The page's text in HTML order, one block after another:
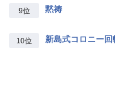
9位 黙祷
10位 新島式コロニー回